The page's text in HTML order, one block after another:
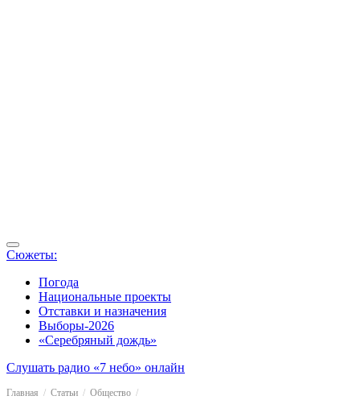
Сюжеты:
Погода
Национальные проекты
Отставки и назначения
Выборы-2026
«Серебряный дождь»
Слушать радио «7 небо» онлайн
Главная Статьи
Общество